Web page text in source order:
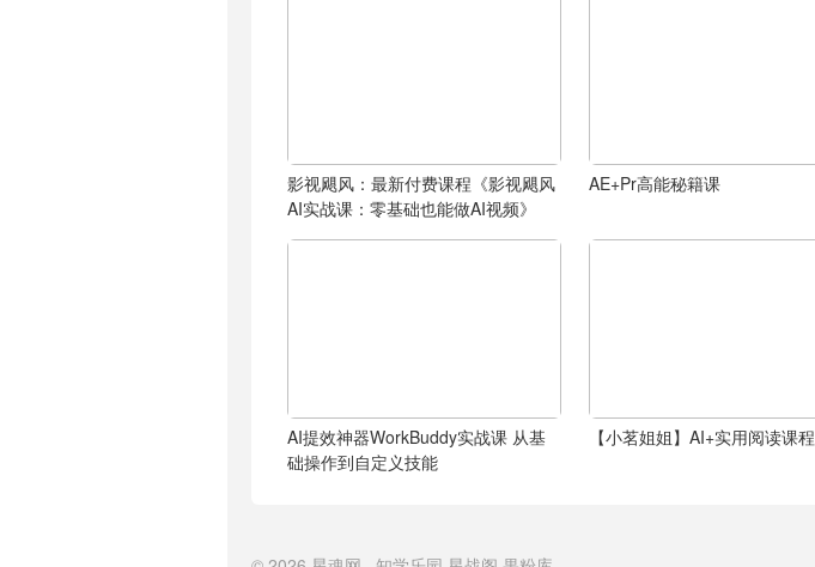
影视飓风：最新付费课程《影视飓风
AI实战课：零基础也能做AI视频》
AE+Pr高能秘籍课
AI提效神器WorkBuddy实战课 从基
础操作到自定义技能
【小茗姐姐】AI+实用阅读课程